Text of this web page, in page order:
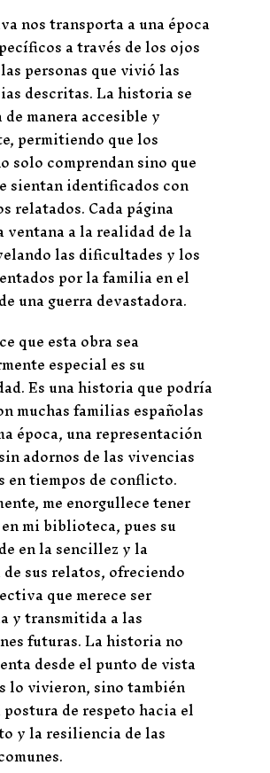
nos transporta a una época
a través de los ojos
personas que vivió las
descritas. La historia se
manera accesible y
permitiendo que los
solo comprendan sino que
sientan identificados con
relatados. Cada página
ventana a la realidad de la
las dificultades y los
por la familia en el
una guerra devastadora.
que esta obra sea
especial es su
Es una historia que podría
muchas familias españolas
época, una representación
adornos de las vivencias
en tiempos de conflicto.
me enorgullece tener
mi biblioteca, pues su
en la sencillez y la
sus relatos, ofreciendo
que merece ser
y transmitida a las
futuras. La historia no
desde el punto de vista
lo vivieron, sino también
postura de respeto hacia el
y la resiliencia de las